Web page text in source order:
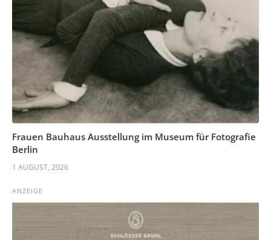
Frauen Bauhaus Ausstellung im Museum für Fotografie
Berlin
1 AUGUST, 2026
ANZEIGE